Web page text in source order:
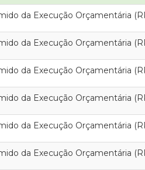
da Execução Orçamentária
da Execução Orçamentária
da Execução Orçamentária
da Execução Orçamentária
da Execução Orçamentária
da Execução Orçamentária